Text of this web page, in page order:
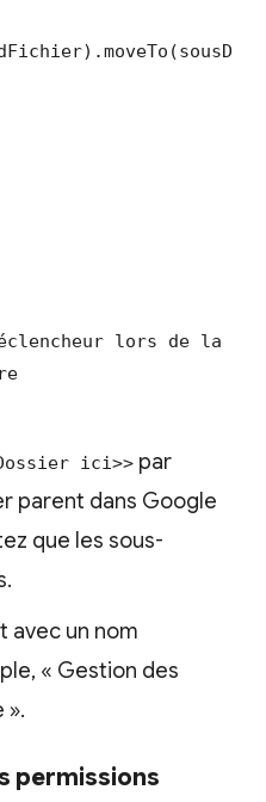
lors de la
ici>> par
parent dans Google
que les sous-
avec un nom
« Gestion des
».
permissions